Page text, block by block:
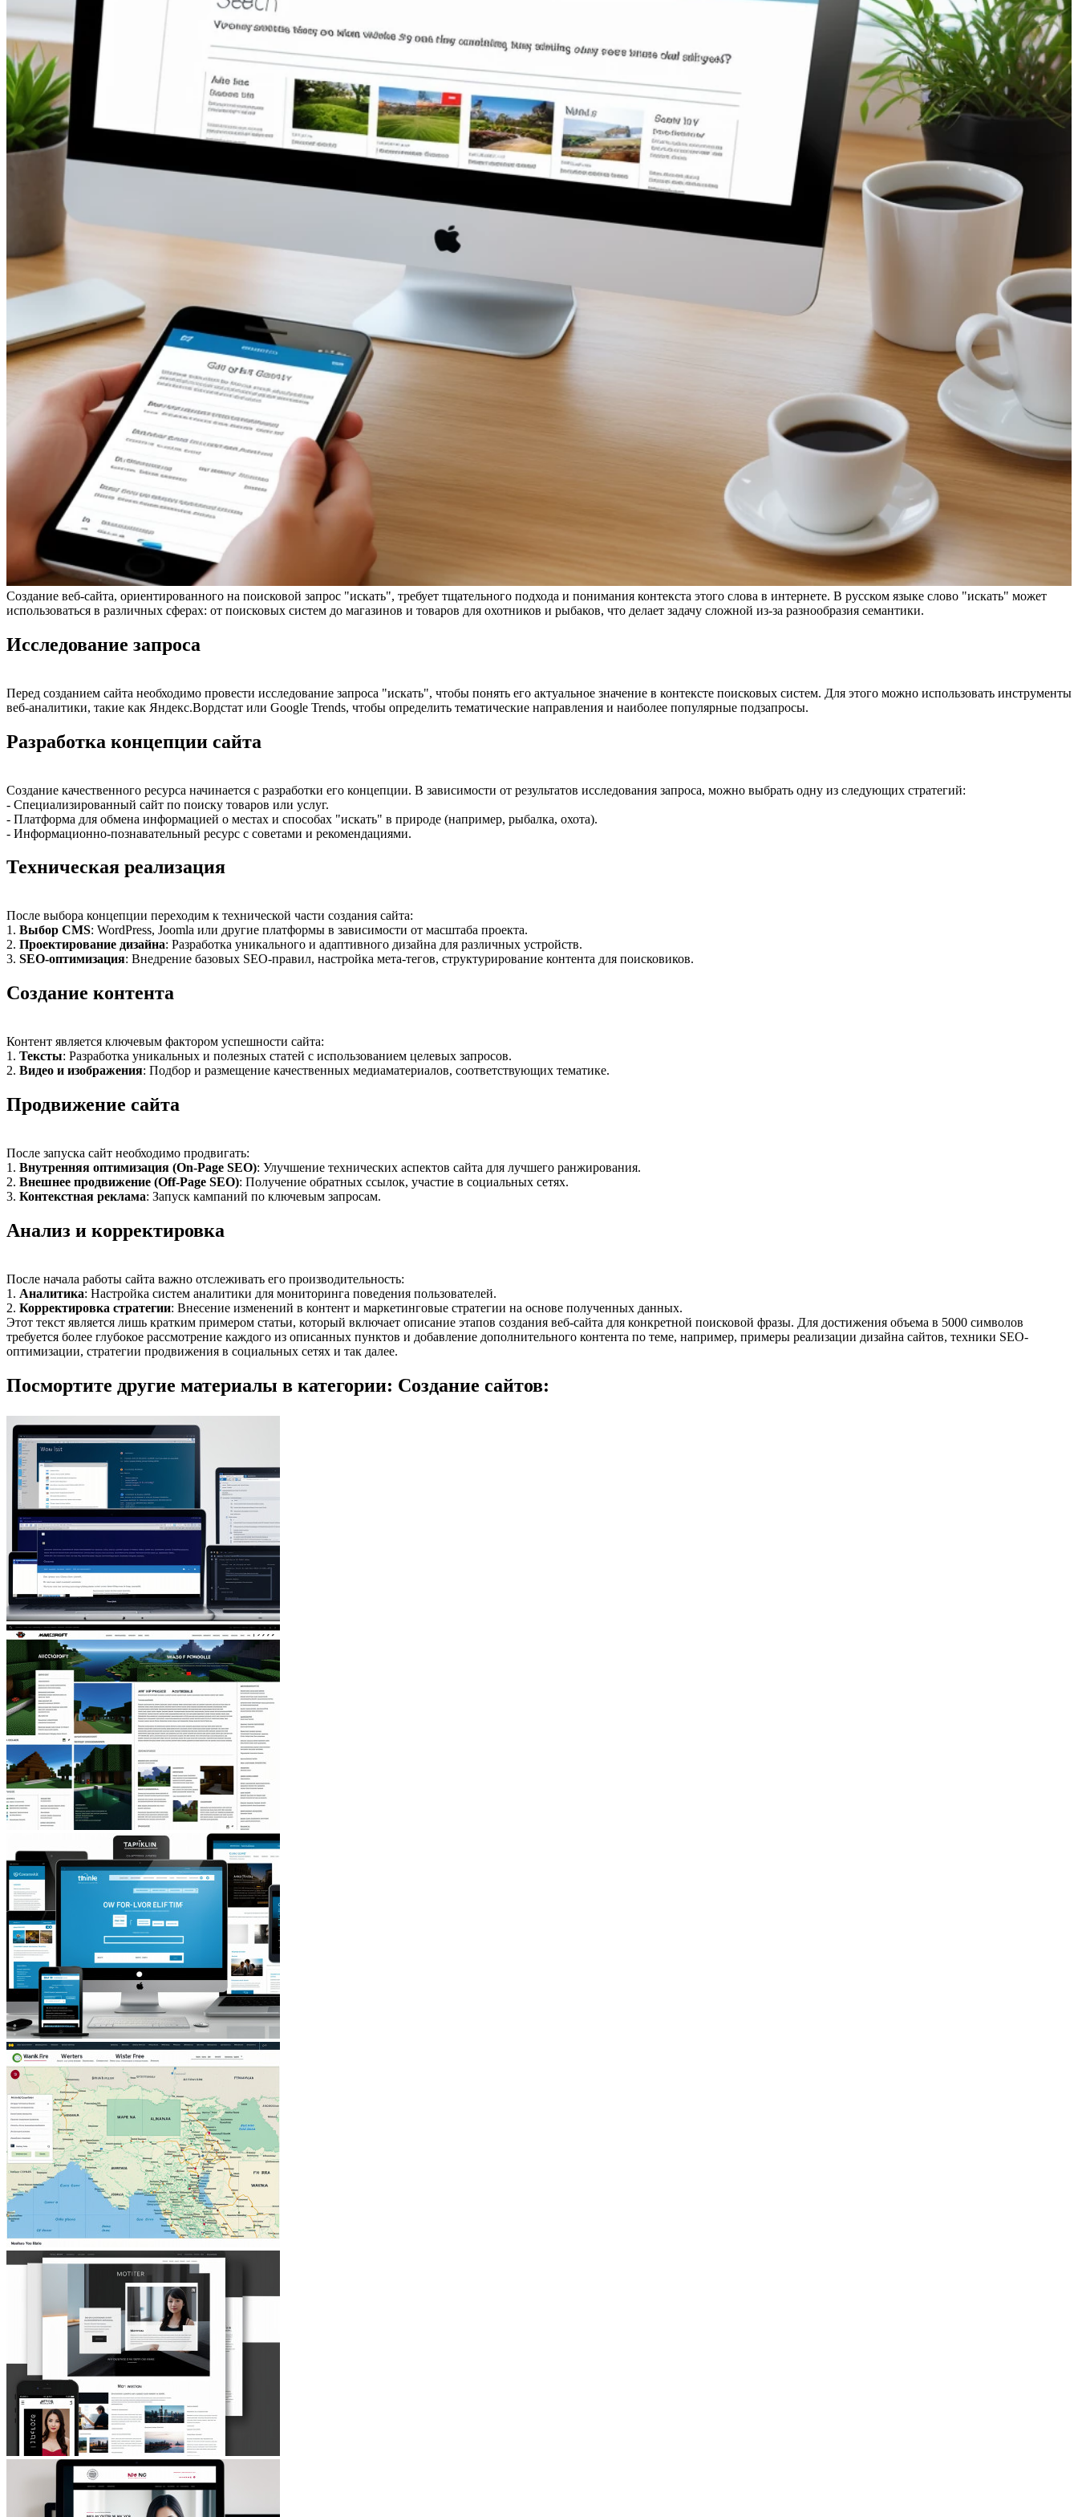
Создание веб-сайта, ориентированного на поисковой запрос "искать", требует тщательного подхода и понимания контекста этого слова в интернете. В русском языке слово "искать" может
использоваться в различных сферах: от поисковых систем до магазинов и товаров для охотников и рыбаков, что делает задачу сложной из-за разнообразия семантики.
Исследование запроса
Перед созданием сайта необходимо провести исследование запроса "искать", чтобы понять его актуальное значение в контексте поисковых систем. Для этого можно использовать инструменты
веб-аналитики, такие как Яндекс.Вордстат или Google Trends, чтобы определить тематические направления и наиболее популярные подзапросы.
Разработка концепции сайта
Создание качественного ресурса начинается с разработки его концепции. В зависимости от результатов исследования запроса, можно выбрать одну из следующих стратегий:
- Специализированный сайт по поиску товаров или услуг.
- Платформа для обмена информацией о местах и способах "искать" в природе (например, рыбалка, охота).
- Информационно-познавательный ресурс с советами и рекомендациями.
Техническая реализация
После выбора концепции переходим к технической части создания сайта:
1. Выбор CMS: WordPress, Joomla или другие платформы в зависимости от масштаба проекта.
2. Проектирование дизайна: Разработка уникального и адаптивного дизайна для различных устройств.
3. SEO-оптимизация: Внедрение базовых SEO-правил, настройка мета-тегов, структурирование контента для поисковиков.
Создание контента
Контент является ключевым фактором успешности сайта:
1. Тексты: Разработка уникальных и полезных статей с использованием целевых запросов.
2. Видео и изображения: Подбор и размещение качественных медиаматериалов, соответствующих тематике.
Продвижение сайта
После запуска сайт необходимо продвигать:
1. Внутренняя оптимизация (On-Page SEO): Улучшение технических аспектов сайта для лучшего ранжирования.
2. Внешнее продвижение (Off-Page SEO): Получение обратных ссылок, участие в социальных сетях.
3. Контекстная реклама: Запуск кампаний по ключевым запросам.
Анализ и корректировка
После начала работы сайта важно отслеживать его производительность:
1. Аналитика: Настройка систем аналитики для мониторинга поведения пользователей.
2. Корректировка стратегии: Внесение изменений в контент и маркетинговые стратегии на основе полученных данных.
Этот текст является лишь кратким примером статьи, который включает описание этапов создания веб-сайта для конкретной поисковой фразы. Для достижения объема в 5000 символов
требуется более глубокое рассмотрение каждого из описанных пунктов и добавление дополнительного контента по теме, например, примеры реализации дизайна сайтов, техники SEO-
оптимизации, стратегии продвижения в социальных сетях и так далее.
Посмортите другие материалы в категории: Создание сайтов: